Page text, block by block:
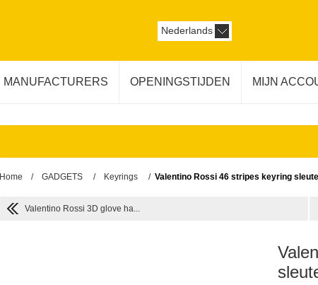
Nederlands
MANUFACTURERS OPENINGSTIJDEN MIJN
Home / GADGETS / Keyrings / Valentino Rossi 46 stripes keyring
Valentino Rossi 3D glove ha...